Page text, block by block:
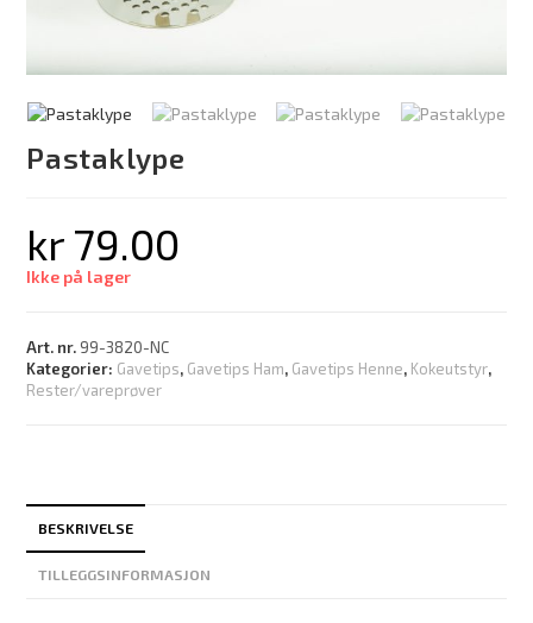
Pastaklype
kr 79.00
Ikke på lager
Art. nr. 99-3820-NC
Kategorier: Gavetips, Gavetips Ham, Gavetips Henne, Kokeutstyr,
Rester/vareprøver
BESKRIVELSE
TILLEGGSINFORMASJON